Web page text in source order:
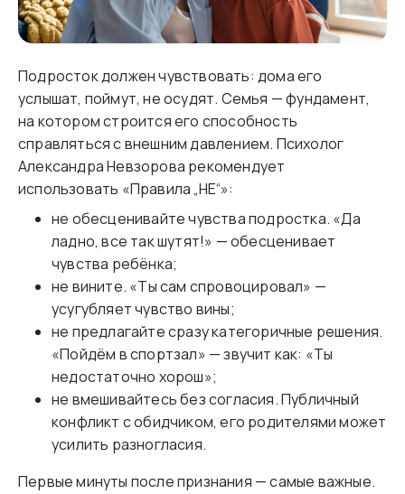
Подросток должен чувствовать: дома его
услышат, поймут, не осудят. Семья — фундамент,
на котором строится его способность
справляться с внешним давлением. Психолог
Александра Невзорова рекомендует
использовать «Правила „НЕ“»:
не обесценивайте чувства подростка. «Да
ладно, все так шутят!» — обесценивает
чувства ребёнка;
не вините. «Ты сам спровоцировал» —
усугубляет чувство вины;
не предлагайте сразу категоричные решения.
«Пойдём в спортзал» — звучит как: «Ты
недостаточно хорош»;
не вмешивайтесь без согласия. Публичный
конфликт с обидчиком, его родителями может
усилить разногласия.
Первые минуты после признания — самые важные.